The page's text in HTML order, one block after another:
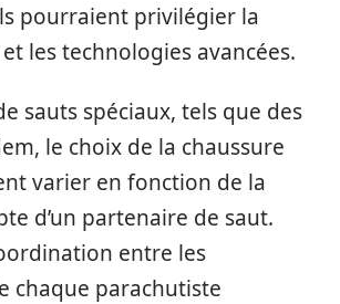
pourraient privilégier la
les technologies avancées.
sauts spéciaux, tels que des
le choix de la chaussure
varier en fonction de la
d’un partenaire de saut.
entre les
chaque parachutiste